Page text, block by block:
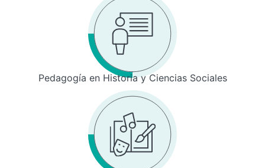
Pedagogía en Historia y Ciencias Sociales